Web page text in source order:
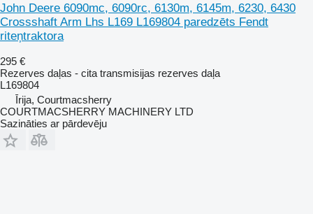
John Deere 6090mc, 6090rc, 6130m, 6145m, 6230, 6430
Crossshaft Arm Lhs L169 L169804 paredzēts Fendt
riteņtraktora
295 €
Rezerves daļas - cita transmisijas rezerves daļa
L169804
Īrija, Courtmacsherry
COURTMACSHERRY MACHINERY LTD
Sazināties ar pārdevēju